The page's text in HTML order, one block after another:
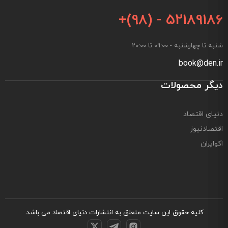
+(98) - 52189186
شنبه تا چهارشنبه - 09:00 تا 20:00
book@den.ir
دیگر محصولات
دنیای اقتصاد
اقتصادنیوز
اکوایران
کلیه حقوق این سایت متعلق به انتشارات دنیای اقتصاد می باشد.